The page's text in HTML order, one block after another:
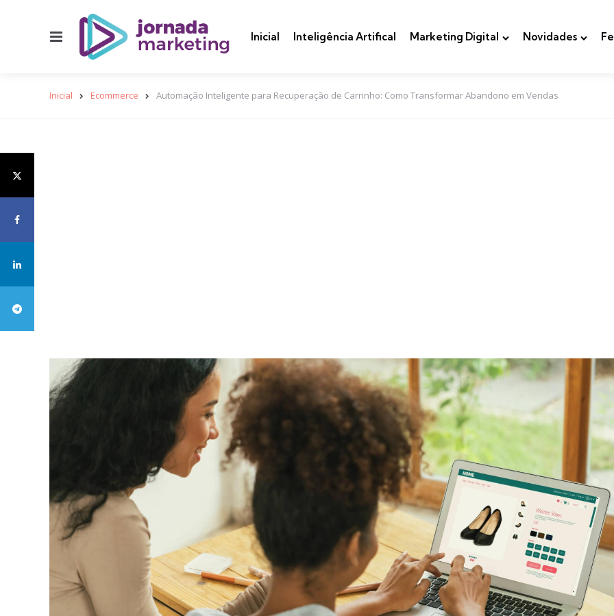
Inicial Inteligência Artifical Marketing Digital Novidades
Inicial Ecommerce Automação Inteligente para Recuperação de Carrinho: Como Transformar Abandono em Vendas